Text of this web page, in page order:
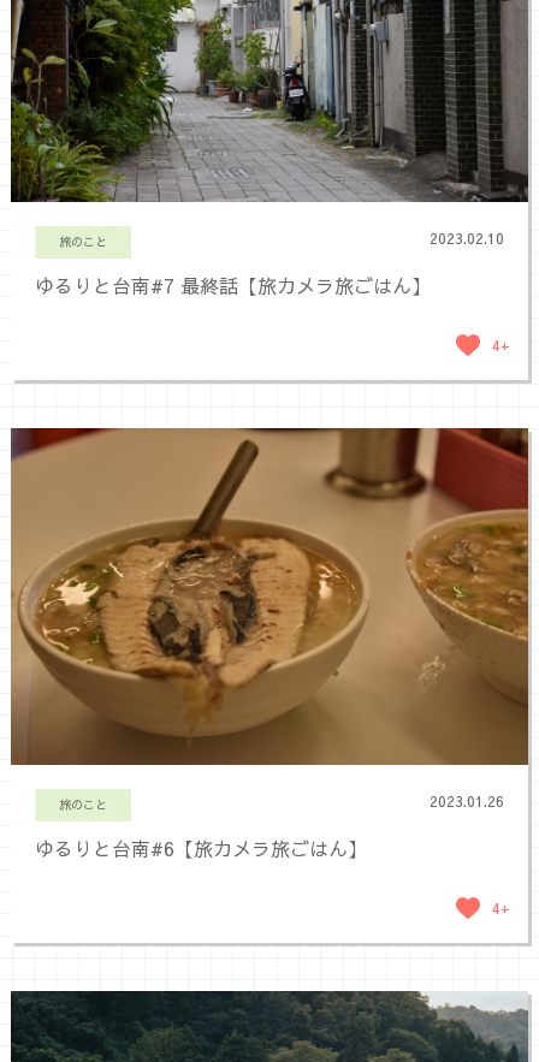
旅のこと 2023.02.10
ゆるりと台南#7 最終話【旅カメラ旅ごはん】
4+
旅のこと 2023.01.26
ゆるりと台南#6【旅カメラ旅ごはん】
4+